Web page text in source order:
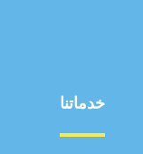
خدماتنا